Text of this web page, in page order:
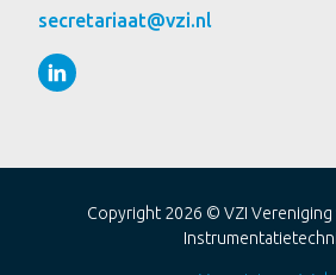
secretariaat@vzi.nl
Copyright 2026 © VZI